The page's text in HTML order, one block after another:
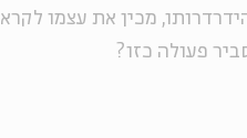
מכין את עצמו
פעולה כזו?